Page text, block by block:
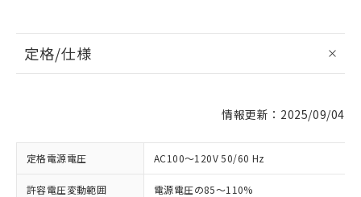
定格/仕様
情報更新：2025/09/04
定格電源電圧 AC100～120V 50/60 Hz
許容電圧変動範囲 電源電圧の85～110%